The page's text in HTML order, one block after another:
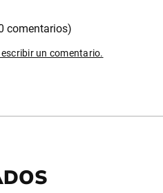
comentarios)
un comentario.